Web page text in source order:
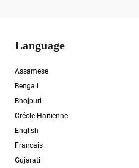
Language
Assamese
Bengali
Bhojpuri
Créole Haïtienne
English
Francais
Gujarati